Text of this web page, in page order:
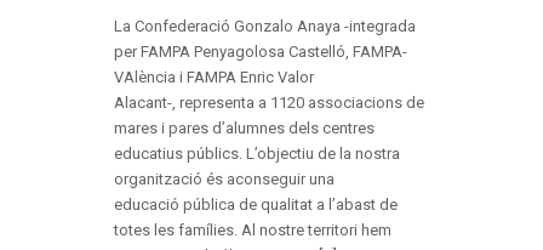
La Confederació Gonzalo Anaya -integrada
per FAMPA Penyagolosa Castelló, FAMPA-
VAlència i FAMPA Enric Valor
Alacant-, representa a 1120 associacions de
mares i pares d’alumnes dels centres
educatius públics. L’objectiu de la nostra
organització és aconseguir una
educació pública de qualitat a l’abast de
totes les famílies. Al nostre territori hem